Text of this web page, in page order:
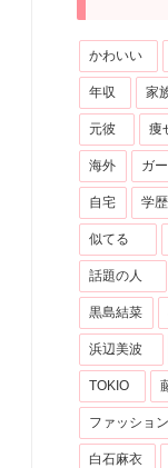
かわいい
年収 家
元彼 痩
海外 ガ
自宅 学歴
似てる
話題の人
黒島結菜
浜辺美波
TOKIO
ファッション
白石麻衣